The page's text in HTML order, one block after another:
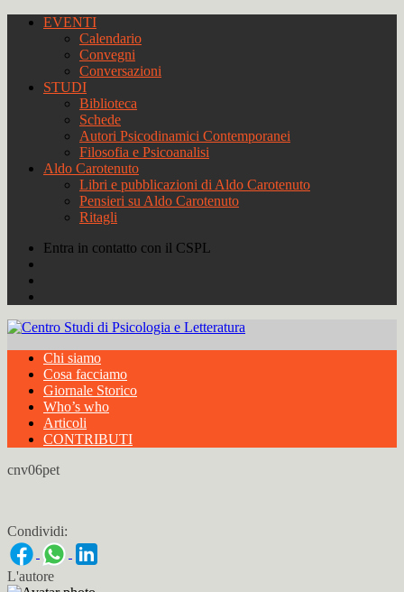
EVENTI
Calendario
Convegni
Conversazioni
STUDI
Biblioteca
Schede
Autori Psicodinamici Contemporanei
Filosofia e Psicoanalisi
Aldo Carotenuto
Libri e pubblicazioni di Aldo Carotenuto
Pensieri su Aldo Carotenuto
Ritagli
Entra in contatto con il CSPL
Chi siamo
Cosa facciamo
Giornale Storico
Who’s who
Articoli
CONTRIBUTI
cnv06pet
Condividi:
L'autore